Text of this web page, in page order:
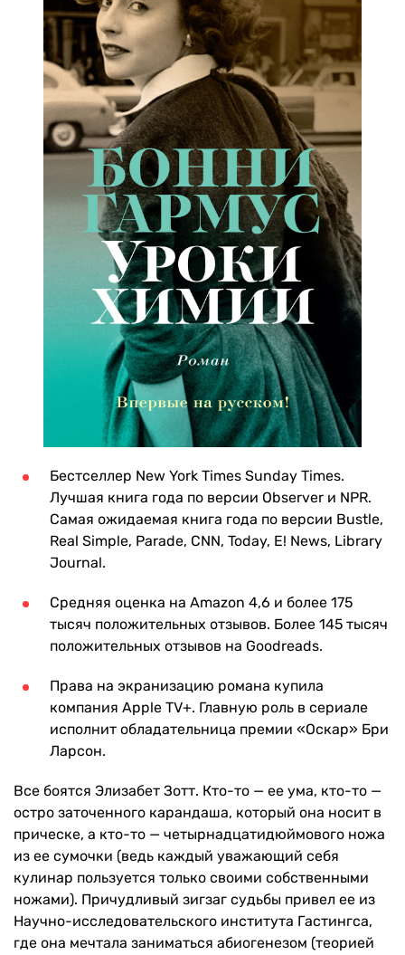
Бестселлер New York Times Sunday Times.
Лучшая книга года по версии Observer и NPR.
Самая ожидаемая книга года по версии Bustle,
Real Simple, Parade, CNN, Today, E! News, Library
Journal.
Средняя оценка на Amazon 4,6 и более 175
тысяч положительных отзывов. Более 145 тысяч
положительных отзывов на Goodreads.
Права на экранизацию романа купила
компания Apple TV+. Главную роль в сериале
исполнит обладательница премии «Оскар» Бри
Ларсон.
Все боятся Элизабет Зотт. Кто-то — ее ума, кто-то —
остро заточенного карандаша, который она носит в
прическе, а кто-то — четырнадцатидюймового ножа
из ее сумочки (ведь каждый уважающий себя
кулинар пользуется только своими собственными
ножами). Причудливый зигзаг судьбы привел ее из
Научно-исследовательского института Гастингса,
где она мечтала заниматься абиогенезом (теорией